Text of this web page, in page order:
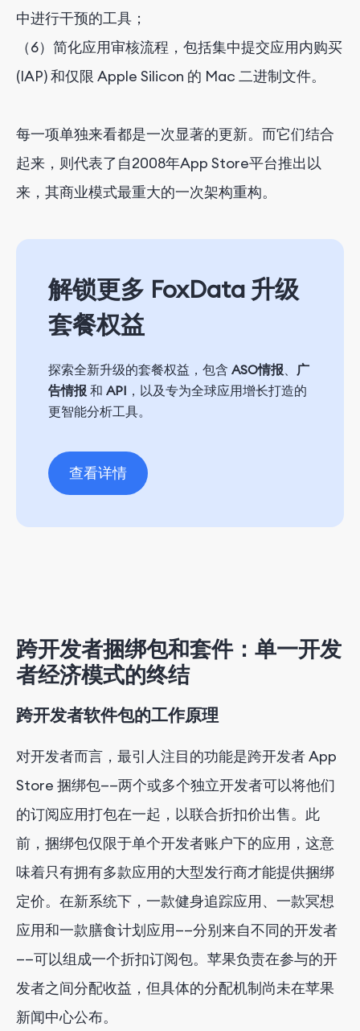
中进行干预的工具；
（6）简化应用审核流程，包括集中提交应用内购买
(IAP) 和仅限 Apple Silicon 的 Mac 二进制文件。
每一项单独来看都是一次显著的更新。而它们结合
起来，则代表了自2008年App Store平台推出以
来，其商业模式最重大的一次架构重构。
解锁更多 FoxData 升级
套餐权益
探索全新升级的套餐权益，包含 ASO情报、 广
告情报 和 API ，以及专为全球应用增长打造的
更智能分析工具。
查看详情
跨开发者捆绑包和套件：单一开发
者经济模式的终结
跨开发者软件包的工作原理
对开发者而言，最引人注目的功能是跨开发者 App
Store 捆绑包——两个或多个独立开发者可以将他们
的订阅应用打包在一起，以联合折扣价出售。此
前，捆绑包仅限于单个开发者账户下的应用，这意
味着只有拥有多款应用的大型发行商才能提供捆绑
定价。在新系统下，一款健身追踪应用、一款冥想
应用和一款膳食计划应用——分别来自不同的开发者
——可以组成一个折扣订阅包。苹果负责在参与的开
发者之间分配收益，但具体的分配机制尚未在苹果
新闻中心公布。